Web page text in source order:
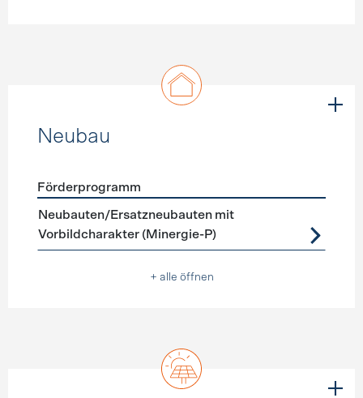
Neubau
Förderprogramme Neubau
Förderprogramm
Neubauten/Ersatzneubauten mit
Vorbildcharakter (Minergie-P)
+ alle öffnen